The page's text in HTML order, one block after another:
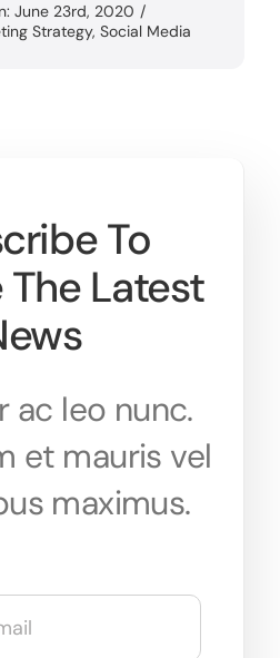
June 23rd, 2020 /
Strategy, Social Media
To
The Latest
ac leo nunc.
et mauris vel
maximus.